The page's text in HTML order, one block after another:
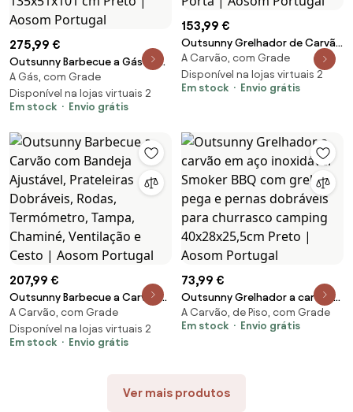
275,99 €
Outsunny Barbecue a Gás com
6 Queimadores 15 kW
Termómetro Grelha de
Aquecimento Bandeja de
Preto | Aosom Portugal
A Gás, com Grade
Disponível na lojas virtuais 2
Em stock
Envio grátis
153,99 €
Outsunny Grelhador de Carvão
com Bandeja e Ventilação
Ajustável Prateleiras Laterais
Rodas Termómetro Tampa e
A Carvão, com Grade
Disponível na lojas virtuais 2
Em stock
Envio grátis
207,99 €
Outsunny Barbecue a Carvão
com Bandeja Ajustável,
Prateleiras Dobráveis, Rodas,
Termómetro, Tampa, Chaminé,
A Carvão, com Grade
Disponível na lojas virtuais 2
Em stock
Envio grátis
73,99 €
Outsunny Grelhador a carvão
em aço inoxidável Smoker BBQ
com grelha, pega e pernas
A Carvão, de Piso, com Grade
Em stock
Envio grátis
Ver mais produtos